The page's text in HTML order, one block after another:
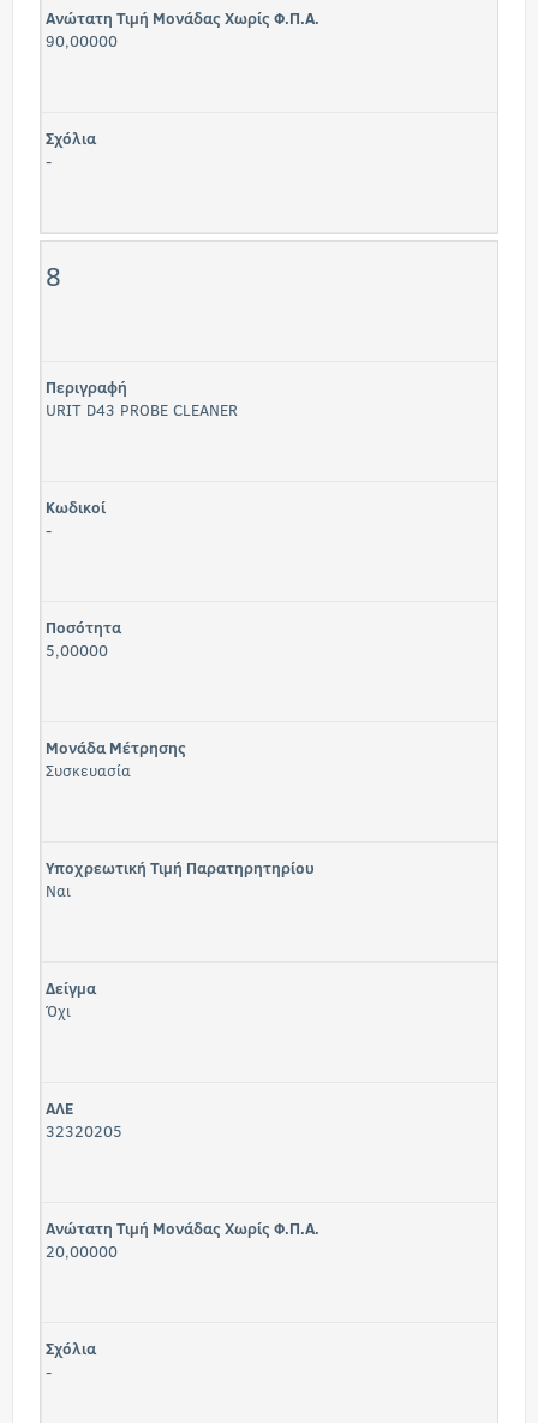
Ανώτατη Τιμή Μονάδας Χωρίς Φ.Π.Α.
90,00000
Σχόλια
-
8
Περιγραφή
URIT D43 PROBE CLEANER
Κωδικοί
-
Ποσότητα
5,00000
Μονάδα Μέτρησης
Συσκευασία
Υποχρεωτική Τιμή Παρατηρητηρίου
Ναι
Δείγμα
Όχι
ΑΛΕ
32320205
Ανώτατη Τιμή Μονάδας Χωρίς Φ.Π.Α.
20,00000
Σχόλια
-